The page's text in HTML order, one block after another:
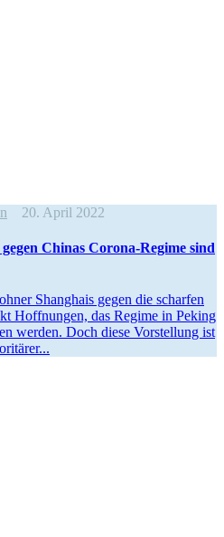
20. April 2022
Chinas Corona-Regime sind
Shanghais gegen die scharfen
Hoffnungen, das Regime in Peking
werden. Doch diese Vorstellung ist